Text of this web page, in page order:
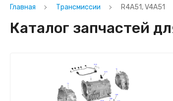
Главная Трансмиссии R4A51, V4A51
Каталог запчастей